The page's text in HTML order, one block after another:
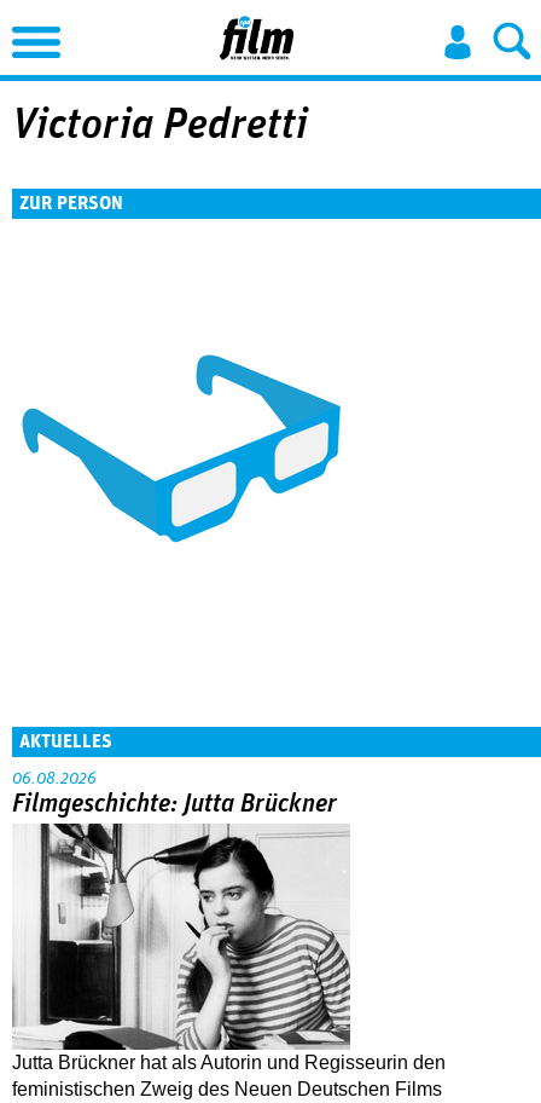
Jump to Navigation
Victoria Pedretti
ZUR PERSON
AKTUELLES
06.08.2026
Filmgeschichte: Jutta Brückner
Jutta Brückner hat als Autorin und Regisseurin den
feministischen Zweig des Neuen Deutschen Films